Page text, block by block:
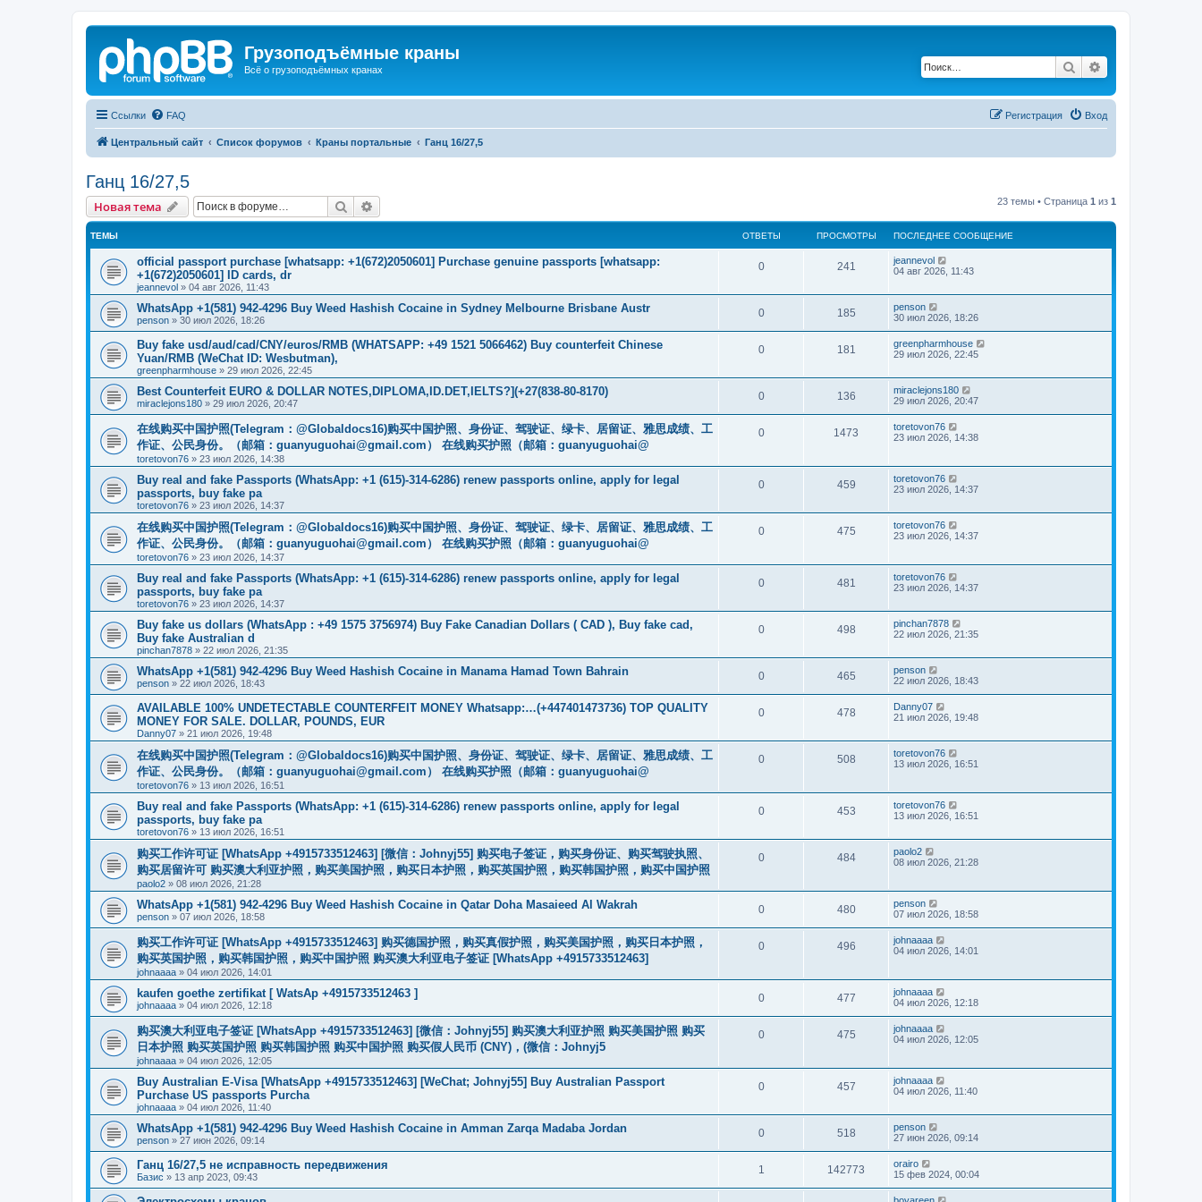
Грузоподъёмные краны
Всё о грузоподъёмных кранах Поиск
Ссылки FAQ Вход
Регистрация
Центральный сайт Список форумов Краны портальные Ганц 16/27,5
Ганц 16/27,5
Новая тема Поиск 23 темы • Страница 1 из 1
ТЕМЫ ОТВЕТЫ ПРОСМОТРЫ ПОСЛЕДНЕЕ СООБЩЕНИЕ
official passport purchase [whatsapp: +1(672)2050601] Purchase genuine passports [whatsapp:
+1(672)2050601] ID cards, dr
jeannevol » 04 авг 2026, 11:43
0 241
jeannevol
04 авг 2026, 11:43
WhatsApp +1(581) 942-4296 Buy Weed Hashish Cocaine in Sydney Melbourne Brisbane Austr
penson » 30 июл 2026, 18:26
0 185
penson
30 июл 2026, 18:26
Buy fake usd/aud/cad/CNY/euros/RMB (WHATSAPP: +49 1521 5066462) Buy counterfeit Chinese
Yuan/RMB (WeChat ID: Wesbutman),
greenpharmhouse » 29 июл 2026, 22:45
0 181
greenpharmhouse
29 июл 2026, 22:45
Best Counterfeit EURO & DOLLAR NOTES,DIPLOMA,ID.DET,IELTS?](+27(838-80-8170)
miraclejons180 » 29 июл 2026, 20:47
0 136
miraclejons180
29 июл 2026, 20:47
在线购买中国护照(Telegram：@Globaldocs16)购买中国护照、身份证、驾驶证、绿卡、居留证、雅思成绩、工
作证、公民身份。（邮箱： guanyuguohai@gmail.com ） 在线购买护照（邮箱：guanyuguohai@
toretovon76 » 23 июл 2026, 14:38
0 1473
toretovon76
23 июл 2026, 14:38
Buy real and fake Passports (WhatsApp: +1 (615)-314-6286) renew passports online, apply for legal
passports, buy fake pa
toretovon76 » 23 июл 2026, 14:37
0 459
toretovon76
23 июл 2026, 14:37
在线购买中国护照(Telegram：@Globaldocs16)购买中国护照、身份证、驾驶证、绿卡、居留证、雅思成绩、工
作证、公民身份。（邮箱： guanyuguohai@gmail.com ） 在线购买护照（邮箱：guanyuguohai@
toretovon76 » 23 июл 2026, 14:37
0 475
toretovon76
23 июл 2026, 14:37
Buy real and fake Passports (WhatsApp: +1 (615)-314-6286) renew passports online, apply for legal
passports, buy fake pa
toretovon76 » 23 июл 2026, 14:37
0 481
toretovon76
23 июл 2026, 14:37
Buy fake us dollars (WhatsApp : +49 1575 3756974) Buy Fake Canadian Dollars ( CAD ), Buy fake cad,
Buy fake Australian d
pinchan7878 » 22 июл 2026, 21:35
0 498
pinchan7878
22 июл 2026, 21:35
WhatsApp +1(581) 942-4296 Buy Weed Hashish Cocaine in Manama Hamad Town Bahrain
penson » 22 июл 2026, 18:43
0 465
penson
22 июл 2026, 18:43
AVAILABLE 100% UNDETECTABLE COUNTERFEIT MONEY Whatsapp:…(+447401473736) TOP QUALITY
MONEY FOR SALE. DOLLAR, POUNDS, EUR
Danny07 » 21 июл 2026, 19:48
0 478
Danny07
21 июл 2026, 19:48
在线购买中国护照(Telegram：@Globaldocs16)购买中国护照、身份证、驾驶证、绿卡、居留证、雅思成绩、工
作证、公民身份。（邮箱： guanyuguohai@gmail.com ） 在线购买护照（邮箱：guanyuguohai@
toretovon76 » 13 июл 2026, 16:51
0 508
toretovon76
13 июл 2026, 16:51
Buy real and fake Passports (WhatsApp: +1 (615)-314-6286) renew passports online, apply for legal
passports, buy fake pa
toretovon76 » 13 июл 2026, 16:51
0 453
toretovon76
13 июл 2026, 16:51
购买工作许可证 [WhatsApp +4915733512463] [微信：Johnyj55] 购买电子签证，购买身份证、购买驾驶执照、
购买居留许可 购买澳大利亚护照，购买美国护照，购买日本护照，购买英国护照，购买韩国护照，购买中国护照
paolo2 » 08 июл 2026, 21:28
0 484
paolo2
08 июл 2026, 21:28
WhatsApp +1(581) 942-4296 Buy Weed Hashish Cocaine in Qatar Doha Masaieed Al Wakrah
penson » 07 июл 2026, 18:58
0 480
penson
07 июл 2026, 18:58
购买工作许可证 [WhatsApp +4915733512463] 购买德国护照，购买真假护照，购买美国护照，购买日本护照，
购买英国护照，购买韩国护照，购买中国护照 购买澳大利亚电子签证 [WhatsApp +4915733512463]
johnaaaa » 04 июл 2026, 14:01
0 496
johnaaaa
04 июл 2026, 14:01
kaufen goethe zertifikat [ WatsAp +4915733512463 ]
johnaaaa » 04 июл 2026, 12:18
0 477
johnaaaa
04 июл 2026, 12:18
购买澳大利亚电子签证 [WhatsApp +4915733512463] [微信：Johnyj55] 购买澳大利亚护照 购买美国护照 购买
日本护照 购买英国护照 购买韩国护照 购买中国护照 购买假人民币 (CNY)，(微信：Johnyj5
johnaaaa » 04 июл 2026, 12:05
0 475
johnaaaa
04 июл 2026, 12:05
Buy Australian E-Visa [WhatsApp +4915733512463] [WeChat; Johnyj55] Buy Australian Passport
Purchase US passports Purcha
johnaaaa » 04 июл 2026, 11:40
0 457
johnaaaa
04 июл 2026, 11:40
WhatsApp +1(581) 942-4296 Buy Weed Hashish Cocaine in Amman Zarqa Madaba Jordan
penson » 27 июн 2026, 09:14
0 518
penson
27 июн 2026, 09:14
Ганц 16/27,5 не исправность передвижения
Базис » 13 апр 2023, 09:43
1 142773
orairo
15 фев 2024, 00:04
boyareen